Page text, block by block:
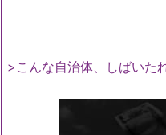
>こんな自治体、しばいた